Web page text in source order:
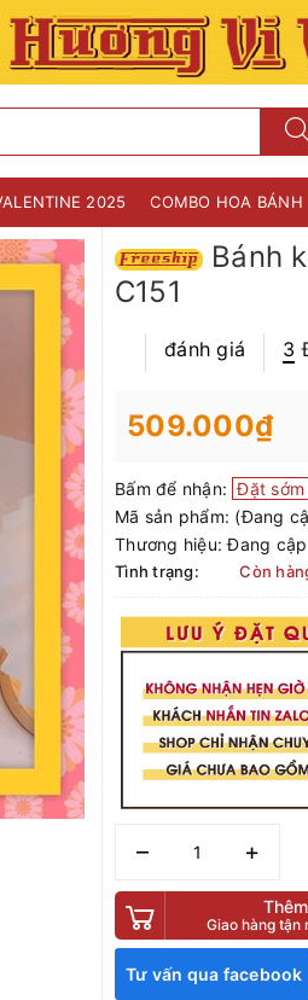
2025 COMBO HOA BÁNH
Bánh
C151
đánh giá 3
509.000₫
Bấm để nhận: Đặt sớm
Mã sản phẩm: (Đang
Thương hiệu: Đang
Tình trạng: Còn
– +
Giao hàng tận
Tư vấn qua facebook